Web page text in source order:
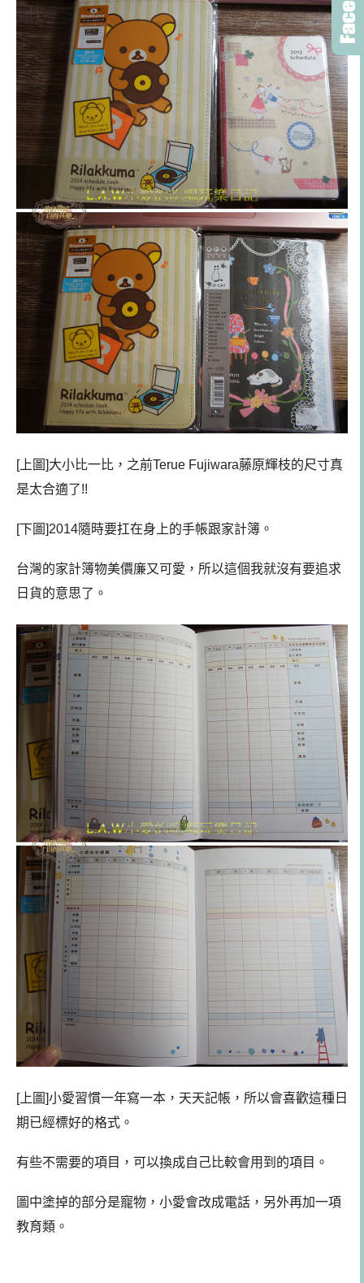
[上圖]大小比一比，之前Terue Fujiwara藤原輝枝的尺寸真
是太合適了!!
[下圖]2014隨時要扛在身上的手帳跟家計簿。
台灣的家計簿物美價廉又可愛，所以這個我就沒有要追求
日貨的意思了。
[上圖]小愛習慣一年寫一本，天天記帳，所以會喜歡這種日
期已經標好的格式。
有些不需要的項目，可以換成自己比較會用到的項目。
圖中塗掉的部分是寵物，小愛會改成電話，另外再加一項
教育類。